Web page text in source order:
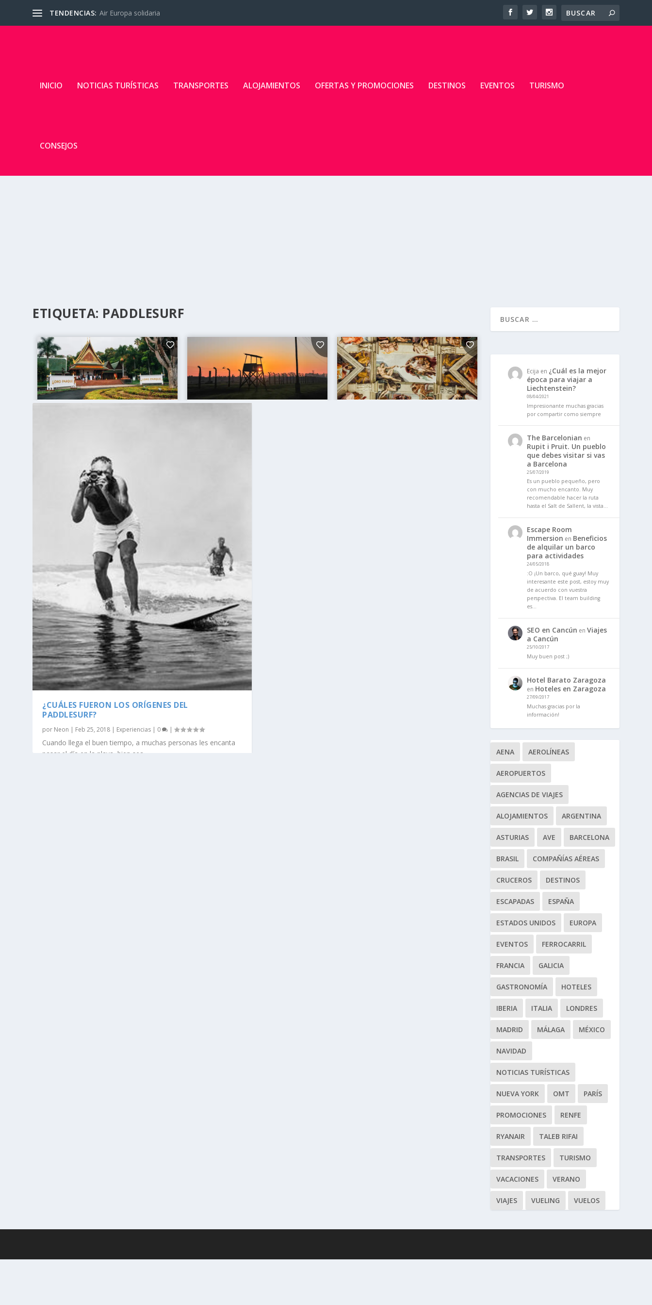
TENDENCIAS: Air Europa solidaria
INICIO NOTICIAS TURÍSTICAS TRANSPORTES ALOJAMIENTOS OFERTAS Y PROMOCIONES DESTINOS EVENTOS TURISMO
CONSEJOS
ETIQUETA: PADDLESURF
¿CUÁLES FUERON LOS ORÍGENES DEL
PADDLESURF?
por Neon | Feb 25, 2018 | Experiencias | 0 |
Cuando llega el buen tiempo, a muchas personas les encanta
pasar el día en la playa, bien sea...
Ecija en ¿Cuál es la mejor
época para viajar a
Liechtenstein?
08/04/2021
Impresionante muchas gracias
por compartir como siempre
The Barcelonian en
Rupit i Pruit. Un pueblo
que debes visitar si vas
a Barcelona
25/07/2019
Es un pueblo pequeño, pero
con mucho encanto. Muy
recomendable hacer la ruta
hasta el Salt de Sallent, la vista…
Escape Room
Immersion en Beneficios
de alquilar un barco
para actividades
24/05/2018
:O ¡Un barco, qué guay! Muy
interesante este post, estoy muy
de acuerdo con vuestra
perspectiva. El team building
es…
SEO en Cancún en Viajes
a Cancún
25/10/2017
Muy buen post ;)
Hotel Barato Zaragoza
en Hoteles en Zaragoza
27/09/2017
Muchas gracias por la
información!
AENA AEROLÍNEAS
AEROPUERTOS
AGENCIAS DE VIAJES
ALOJAMIENTOS ARGENTINA
ASTURIAS AVE BARCELONA
BRASIL COMPAÑÍAS AÉREAS
CRUCEROS DESTINOS
ESCAPADAS ESPAÑA
ESTADOS UNIDOS EUROPA
EVENTOS FERROCARRIL
FRANCIA GALICIA
GASTRONOMÍA HOTELES
IBERIA ITALIA LONDRES
MADRID MÁLAGA MÉXICO
NAVIDAD
NOTICIAS TURÍSTICAS
NUEVA YORK OMT PARÍS
PROMOCIONES RENFE
RYANAIR TALEB RIFAI
TRANSPORTES TURISMO
VACACIONES VERANO
VIAJES VUELING VUELOS